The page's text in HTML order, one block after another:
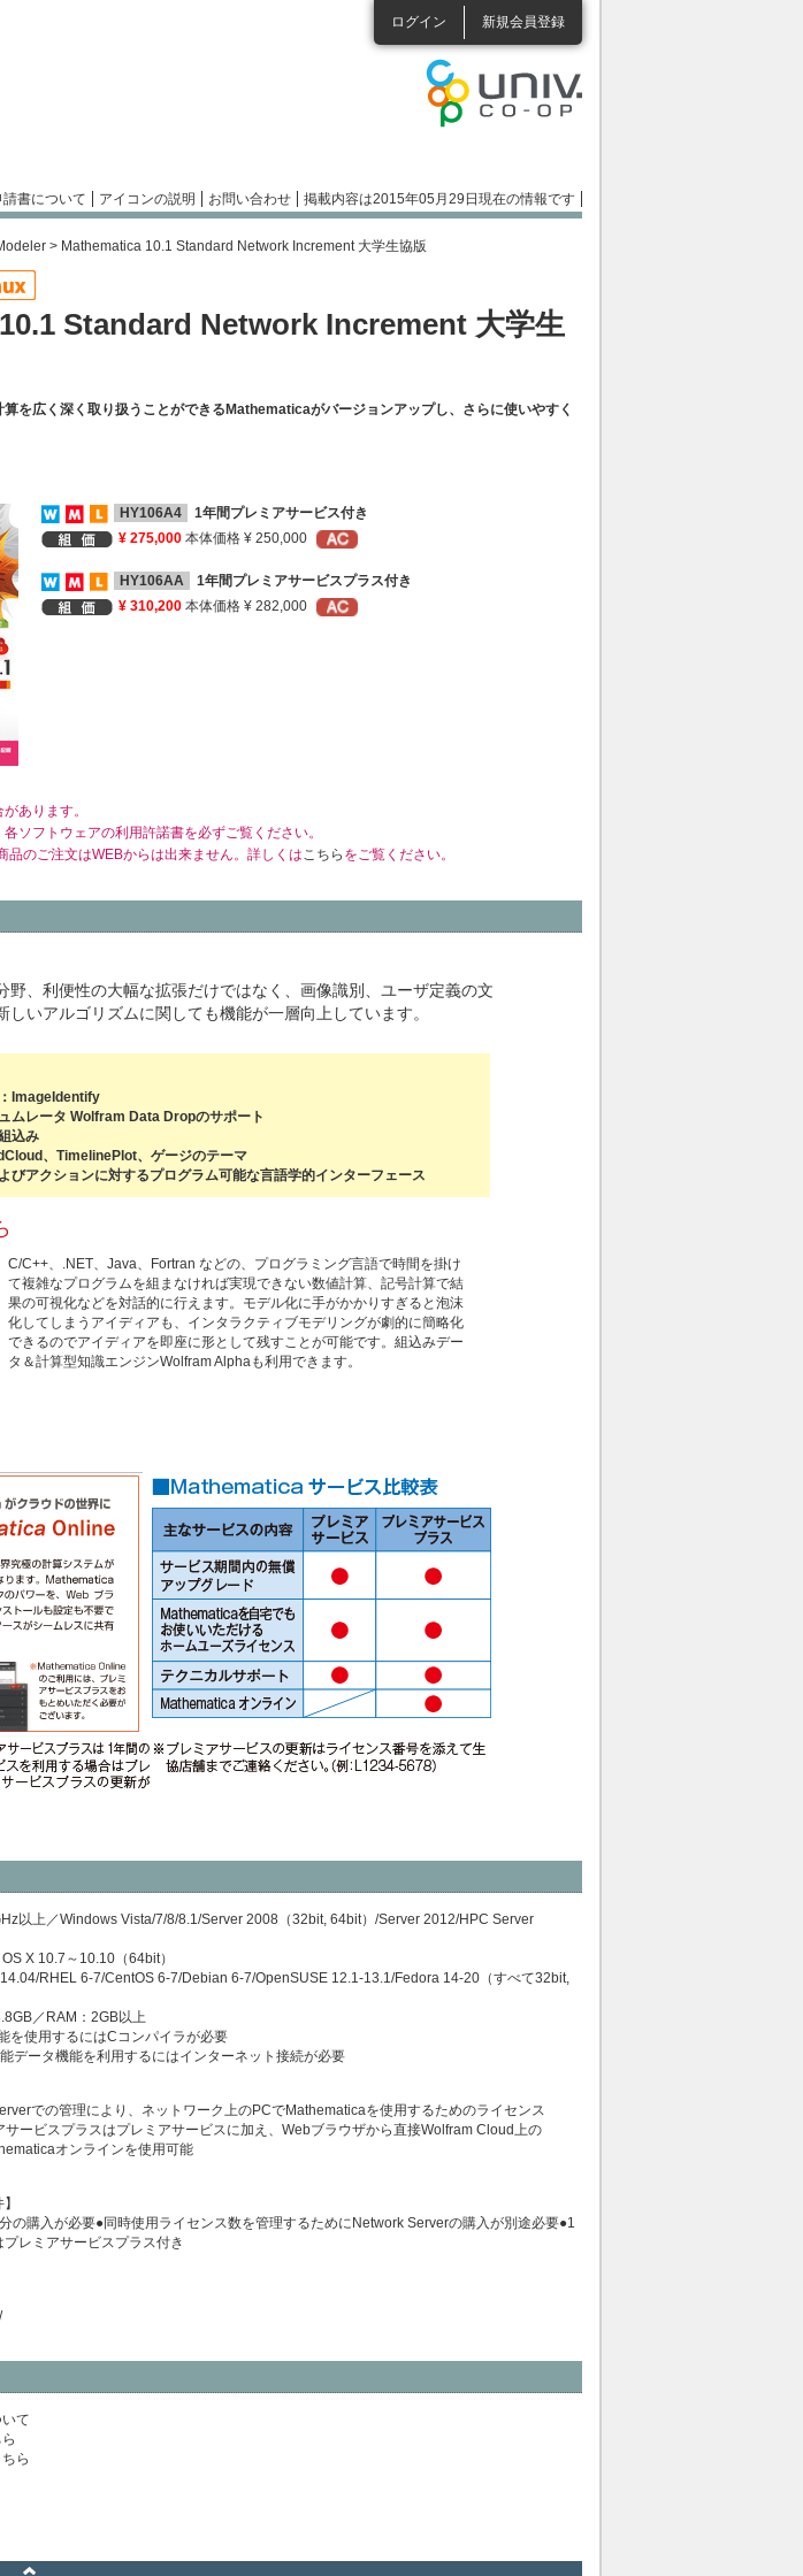
ログイン 新規会員登録
請書について アイコンの説明 お問い合わせ 掲載内容は2015年05月29日現在の情報です
> Mathematica 10.1 Standard Network Increment 大学生協版
Standard Network Increment 大学生
を広く深く取り扱うことができるMathematicaがバージョンアップし、さらに使いやすく
HY106A4
1年間プレミアサービス付き
¥ 275,000 本体価格 ¥ 250,000
HY106AA
1年間プレミアサービスプラス付き
¥ 310,200 本体価格 ¥ 282,000
あります。
ソフトウェアの利用許諾書を必ずご覧ください。
品のご注文はWEBからは出来ません。詳しくはこちら をご覧ください。
野、利便性の大幅な拡張だけではなく、画像識別、ユーザ定義の文
しいアルゴリズムに関しても機能が一層向上しています。
ImageIdentify
ムレータ Wolfram Data Dropのサポート
込み
、TimelinePlot、ゲージのテーマ
びアクションに対するプログラム可能な言語学的インターフェース
C/C++、.NET、Java、Fortran などの、プログラミング言語で時間を掛け
て複雑なプログラムを組まなければ実現できない数値計算、記号計算で結
果の可視化などを対話的に行えます。モデル化に手がかかりすぎると泡沫
化してしまうアイディアも、インタラクティブモデリングが劇的に簡略化
できるのでアイディアを即座に形として残すことが可能です。組込みデー
タ＆計算型知識エンジンWolfram Alphaも利用できます。
以上／Windows Vista/7/8/8.1/Server 2008（32bit, 64bit）/Server 2012/HPC Server
X 10.7～10.10（64bit）
RHEL 6-7/CentOS 6-7/Debian 6-7/OpenSUSE 12.1-13.1/Fedora 14-20（すべて32bit,
／RAM：2GB以上
を使用するにはCコンパイラが必要
データ機能を利用するにはインターネット接続が必要
での管理により、ネットワーク上のPCでMathematicaを使用するためのライセンス
ービスプラスはプレミアサービスに加え、Webブラウザから直接Wolfram Cloud上の
オンラインを使用可能
の購入が必要●同時使用ライセンス数を管理するためにNetwork Serverの購入が別途必要●1
レミアサービスプラス付き
て
ら